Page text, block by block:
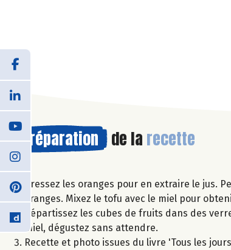
Préparation de la recette
Pressez les oranges pour en extraire le jus.
oranges. Mixez le tofu avec le miel pour
Répartissez les cubes de fruits dans des
miel, dégustez sans attendre.
Recette et photo issues du livre 'Tous les